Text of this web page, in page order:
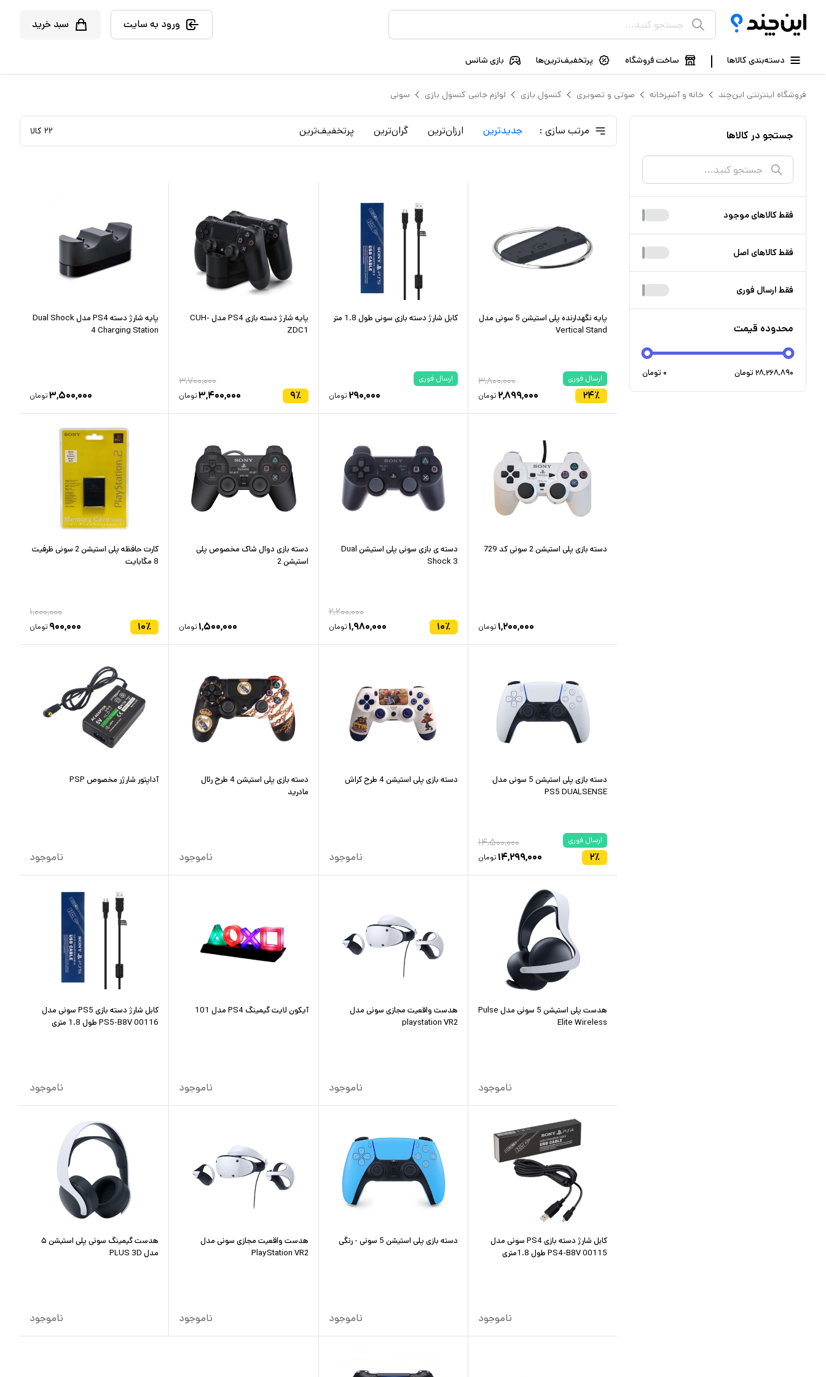
ورود به سایت سبد خرید
دسته‌بندی کالاها ساخت فروشگاه پرتخفیف‌ترین‌ها بازی شانس
فروشگاه اینترنتی این‌چند خانه و آشپزخانه صوتی و تصویری کنسول بازی لوازم جانبی کنسول بازی سونی
جستجو در کالاها
فقط کالا‌های موجود
فقط کالا‌های اصل
فقط ارسال فوری
محدوده قیمت
۲۸,۲۶۸,۸۹۰ تومان ۰ تومان
مرتب سازی : جدید‌ترین ارزان‌ترین گران‌ترین پرتخفیف‌ترین ۲۲ کالا
پایه نگهدارنده پلی استیشن 5 سونی مدل
Vertical Stand
ارسال فوری
۲۴٪
۳,۸۰۰,۰۰۰
۲,۸۹۹,۰۰۰ تومان
کابل شارژ دسته بازی سونی طول 1.8 متر
ارسال فوری
۲۹۰,۰۰۰ تومان
پایه شارژ دسته بازی PS4 مدل CUH-
ZDC1
۹٪
۳,۷۰۰,۰۰۰
۳,۴۰۰,۰۰۰تومان
پایه شارژ دسته PS4 مدل Dual Shock
4 Charging Station‏
۳,۵۰۰,۰۰۰تومان
دسته بازی پلی استیشن 2 سونی کد 729
۱,۲۰۰,۰۰۰ تومان
دسته ی بازی سونی پلی استیشن Dual
Shock 3
۱۰٪
۲,۲۰۰,۰۰۰
۱,۹۸۰,۰۰۰ تومان
دسته بازی دوال شاک مخصوص پلی
استیشن 2
۱,۵۰۰,۰۰۰ تومان
کارت حافظه پلی استیشن 2 سونی ظرفیت
8 مگابایت
۱۰٪
۱,۰۰۰,۰۰۰
۹۰۰,۰۰۰ تومان
دسته بازی پلی استیشن 5 سونی مدل
PS5 DUALSENSE
ارسال فوری
۲٪
۱۴,۵۰۰,۰۰۰
۱۴,۲۹۹,۰۰۰ تومان
دسته بازی پلی استیشن 4 طرح كراش
ناموجود
دسته بازی پلی استیشن 4 طرح رئال
مادرید
ناموجود
آداپتور شارژر مخصوص PSP
ناموجود
هدست پلی استیشن 5 سونی مدل Pulse
Elite Wireless
ناموجود
هدست واقعیت مجازی سونی مدل
playstation VR2
ناموجود
آیکون لایت گیمینگ PS4 مدل 101
ناموجود
کابل شارژ دسته بازی PS5 سونی مدل
PS5-B8V 00116 طول 1.8 متری
ناموجود
کابل شارژ دسته بازی PS4 سونی مدل
PS4-B8V 00115 طول 1.8متری
ناموجود
دسته بازی پلی استیشن 5 سونی - رنگی
ناموجود
هدست واقعیت مجازی سونی مدل
PlayStation VR2
ناموجود
هدست گیمینگ سونی پلی استیشن ۵
مدل PLUS 3D
ناموجود